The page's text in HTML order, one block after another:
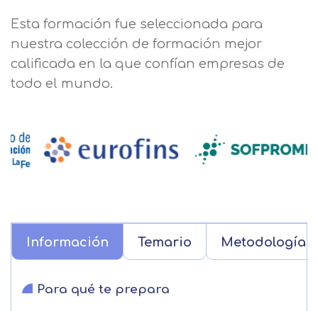
Esta formación fue seleccionada para
nuestra colección de formación mejor
calificada en la que confían empresas de
todo el mundo.
Información Temario Metodología
Para qué te prepara